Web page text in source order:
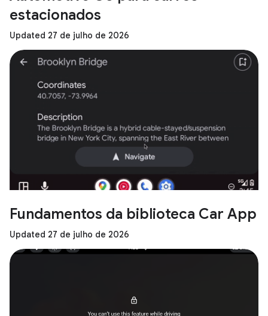
estacionados
Updated 27 de julho de 2026
Fundamentos da biblioteca Car App
Updated 27 de julho de 2026